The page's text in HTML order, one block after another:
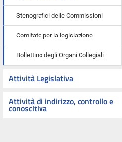
Stenografici delle Commissioni
Comitato per la legislazione
Bollettino degli Organi Collegiali
Attività Legislativa
Attività di indirizzo, controllo e
conoscitiva